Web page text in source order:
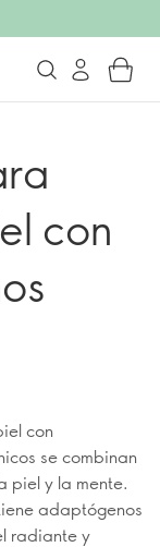
con
con
se combinan
piel y la mente.
adaptógenos
radiante y